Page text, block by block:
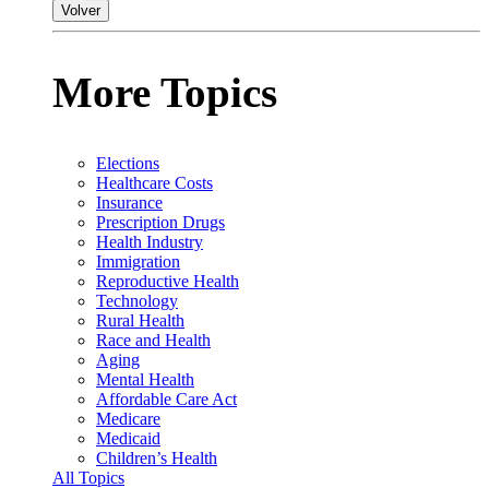
Volver
More Topics
Elections
Healthcare Costs
Insurance
Prescription Drugs
Health Industry
Immigration
Reproductive Health
Technology
Rural Health
Race and Health
Aging
Mental Health
Affordable Care Act
Medicare
Medicaid
Children’s Health
All Topics